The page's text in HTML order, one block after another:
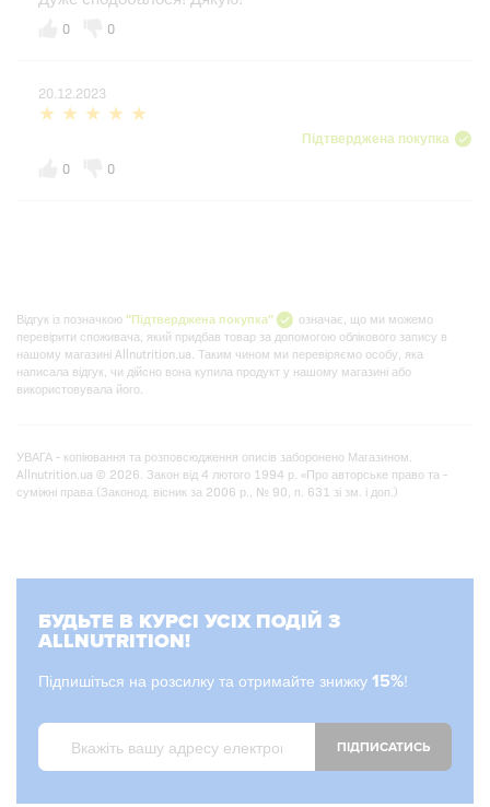
0 0
20.12.2023
Підтверджена покупка
0
0
Відгук із позначкою"Підтверджена покупка"
означає, що ми можемо
перевірити споживача, який придбав товар за допомогою облікового запису в
нашому магазині Allnutrition.ua. Таким чином ми перевіряємо особу, яка
написала відгук, чи дійсно вона купила продукт у нашому магазині або
використовувала його.
УВАГА - копіювання та розповсюдження описів заборонено Магазином.
Allnutrition.ua © 2026. Закон від 4 лютого 1994 р. «Про авторське право та -
суміжні права (Законод. вісник за 2006 р., № 90, п. 631 зі зм. і доп.)
БУДЬТЕ В КУРСІ УСІХ ПОДІЙ З
ALLNUTRITION!
Підпишіться на розсилку та отримайте знижку 15%!
ПІДПИСАТИСЬ